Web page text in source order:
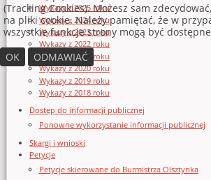
Wykazy z 2025 roku
Wykazy z 2024 roku
Wykazy z 2023 roku
Wykazy z 2022 roku
Wykazy z 2021 roku
Wykazy z 2020 roku
Wykazy z 2019 roku
Wykazy z 2018 roku
Dostęp do informacji publicznej
Ponowne wykorzystanie informacji publicznej
Skargi i wnioski
Petycje
Petycje skierowane do Burmistrza Olsztynka
(Tracking Cookies). Możesz sam
na pliki cookie. Należy pamiętać, że w
wszystkie funkcje strony mogą być
OK
ODMAWIAĆ